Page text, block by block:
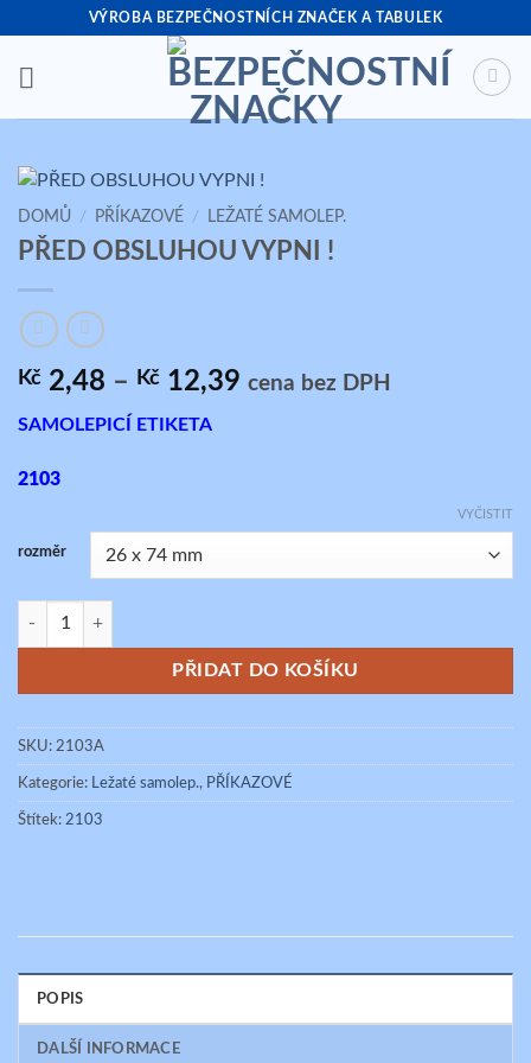
obsah
VÝROBA BEZPEČNOSTNÍCH ZNAČEK A TABULEK
DOMŮ / PŘÍKAZOVÉ / LEŽATÉ SAMOLEP.
PŘED OBSLUHOU VYPNI !
Kč 2,48 – Kč 12,39 Rozpětí
cena bez DPH
SAMOLEPICÍ ETIKETA
2103
rozměr
VYČISTIT
PŘED OBSLUHOU VYPNI ! množství
PŘIDAT DO KOŠÍKU
SKU: 2103A
Kategorie: Ležaté samolep., PŘÍKAZOVÉ
Štítek: 2103
POPIS
DALŠÍ INFORMACE